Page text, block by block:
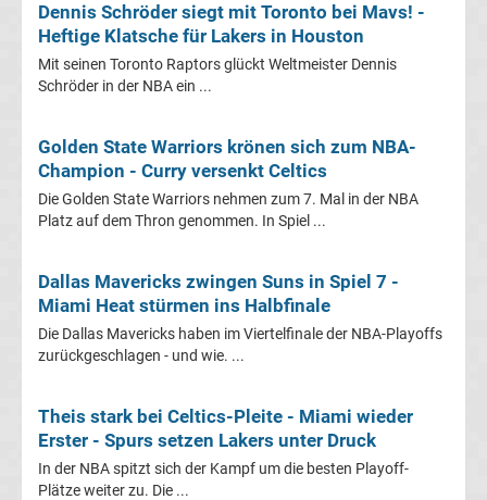
Europa
League
Tabelle
Europa
Ergebnisse
Conference
League
Erg.
Dennis Schröder siegt mit Toronto bei Mavs! -
Heftige Klatsche für Lakers in Houston
Mit seinen Toronto Raptors glückt Weltmeister Dennis
Schröder in der NBA ein ...
Golden State Warriors krönen sich zum NBA-
Champion - Curry versenkt Celtics
Die Golden State Warriors nehmen zum 7. Mal in der NBA
Platz auf dem Thron genommen. In Spiel ...
Dallas Mavericks zwingen Suns in Spiel 7 -
Miami Heat stürmen ins Halbfinale
Die Dallas Mavericks haben im Viertelfinale der NBA-Playoffs
zurückgeschlagen - und wie. ...
Theis stark bei Celtics-Pleite - Miami wieder
Erster - Spurs setzen Lakers unter Druck
In der NBA spitzt sich der Kampf um die besten Playoff-
Plätze weiter zu. Die ...